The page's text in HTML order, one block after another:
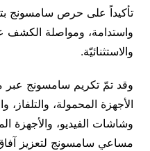
تأكيداً على حرص سامسونج
واستدامة، ومواصلة الكشف
والاستثنائيّة.
وقد تمّ تكريم سامسونج عبر
الأجهزة المحمولة،
وشاشات الفيديو، والأجهزة
مساعي سامسونج لتعزيز آفاق